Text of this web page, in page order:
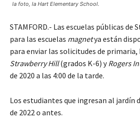
la foto, la Hart Elementary School.
STAMFORD.- Las escuelas públicas
para las escuelas magnetya están
para enviar las solicitudes de primaria,
Strawberry Hill(grados K-6) yRogers
de 2020 a las 4:00 de la tarde.
Los estudiantes que ingresan al jardín
de 2022 o antes.